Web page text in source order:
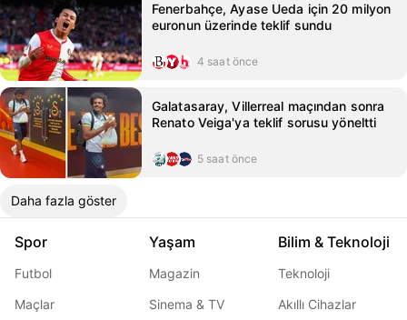
Fenerbahçe, Ayase Ueda için 20 milyon
euronun üzerinde teklif sundu
4 saat önce
Galatasaray, Villerreal maçından sonra
Renato Veiga'ya teklif sorusu yöneltti
5 saat önce
Daha fazla göster
Spor
Futbol
Maçlar
Yaşam
Magazin
Sinema & TV
Bilim & Teknoloji
Teknoloji
Akıllı Cihazlar